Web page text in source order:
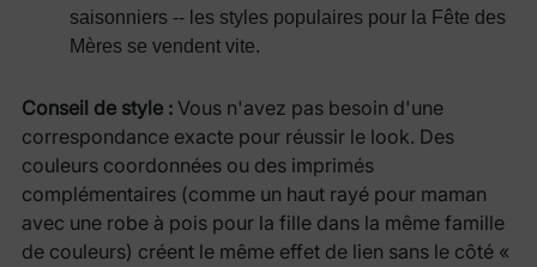
saisonniers -- les styles populaires pour la Fête des
Mères se vendent vite.
Conseil de style : Vous n'avez pas besoin d'une
correspondance exacte pour réussir le look. Des
couleurs coordonnées ou des imprimés
complémentaires (comme un haut rayé pour maman
avec une robe à pois pour la fille dans la même famille
de couleurs) créent le même effet de lien sans le côté «